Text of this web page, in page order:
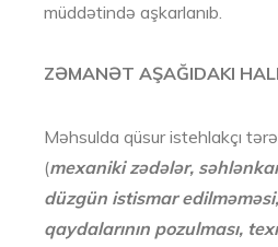
müddətində aşkarlanıb.
ZƏMANƏT AŞAĞIDAKI
Məhsulda qüsur istehlakçı
(mexaniki zədələr,
düzgün istismar
qaydalarının pozulması,